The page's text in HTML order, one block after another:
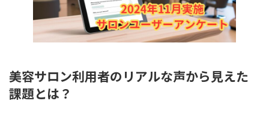
美容サロン利用者のリアルな声から見えた
課題とは？